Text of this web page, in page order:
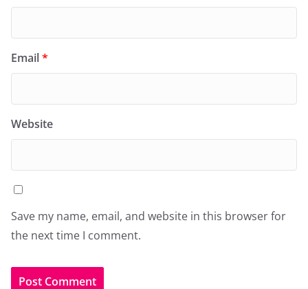
Email*
Website
Save my name, email, and website in this browser for
the next time I comment.